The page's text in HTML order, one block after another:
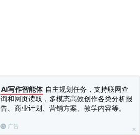
AI写作智能体 自主规划任务，支持联网查
询和网页读取，多模态高效创作各类分析报
告、商业计划、营销方案、教学内容等。
广告